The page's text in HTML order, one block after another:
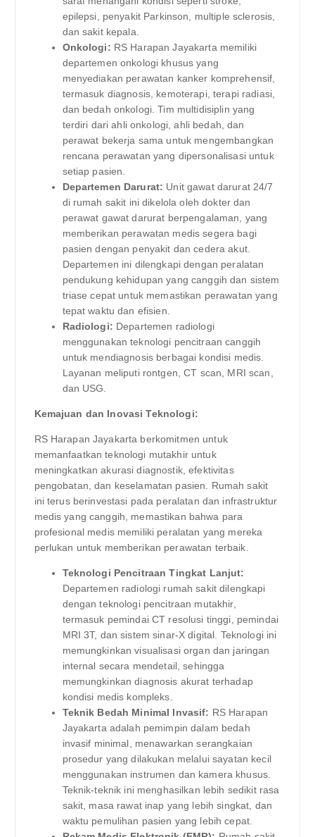
epilepsi, penyakit Parkinson, multiple sclerosis,
dan sakit kepala.
Onkologi: RS Harapan Jayakarta memiliki
departemen onkologi khusus yang
menyediakan perawatan kanker komprehensif,
termasuk diagnosis, kemoterapi, terapi radiasi,
dan bedah onkologi. Tim multidisiplin yang
terdiri dari ahli onkologi, ahli bedah, dan
perawat bekerja sama untuk mengembangkan
rencana perawatan yang dipersonalisasi untuk
setiap pasien.
Departemen Darurat: Unit gawat darurat 24/7
di rumah sakit ini dikelola oleh dokter dan
perawat gawat darurat berpengalaman, yang
memberikan perawatan medis segera bagi
pasien dengan penyakit dan cedera akut.
Departemen ini dilengkapi dengan peralatan
pendukung kehidupan yang canggih dan sistem
triase cepat untuk memastikan perawatan yang
tepat waktu dan efisien.
Radiologi: Departemen radiologi
menggunakan teknologi pencitraan canggih
untuk mendiagnosis berbagai kondisi medis.
Layanan meliputi rontgen, CT scan, MRI scan,
dan USG.
Kemajuan dan Inovasi Teknologi:
RS Harapan Jayakarta berkomitmen untuk
memanfaatkan teknologi mutakhir untuk
meningkatkan akurasi diagnostik, efektivitas
pengobatan, dan keselamatan pasien. Rumah sakit
ini terus berinvestasi pada peralatan dan infrastruktur
medis yang canggih, memastikan bahwa para
profesional medis memiliki peralatan yang mereka
perlukan untuk memberikan perawatan terbaik.
Teknologi Pencitraan Tingkat Lanjut:
Departemen radiologi rumah sakit dilengkapi
dengan teknologi pencitraan mutakhir,
termasuk pemindai CT resolusi tinggi, pemindai
MRI 3T, dan sistem sinar-X digital. Teknologi ini
memungkinkan visualisasi organ dan jaringan
internal secara mendetail, sehingga
memungkinkan diagnosis akurat terhadap
kondisi medis kompleks.
Teknik Bedah Minimal Invasif: RS Harapan
Jayakarta adalah pemimpin dalam bedah
invasif minimal, menawarkan serangkaian
prosedur yang dilakukan melalui sayatan kecil
menggunakan instrumen dan kamera khusus.
Teknik-teknik ini menghasilkan lebih sedikit rasa
sakit, masa rawat inap yang lebih singkat, dan
waktu pemulihan pasien yang lebih cepat.